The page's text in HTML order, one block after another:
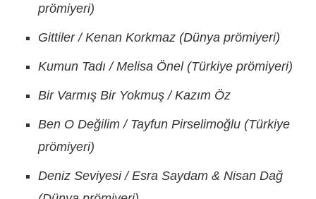
prömiyeri)
Gittiler / Kenan Korkmaz (Dünya prömiyeri)
Kumun Tadı / Melisa Önel (Türkiye prömiyeri)
Bir Varmış Bir Yokmuş / Kazım Öz
Ben O Değilim / Tayfun Pirselimoğlu (Türkiye
prömiyeri)
Deniz Seviyesi / Esra Saydam & Nisan Dağ